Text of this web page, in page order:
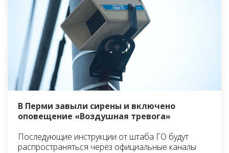
В Перми завыли сирены и включено
оповещение «Воздушная тревога»
Последующие инструкции от штаба ГО будут
распространяться через официальные каналы